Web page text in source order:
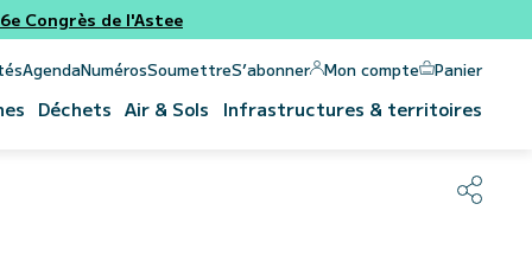
Congrès de l'Astee
AgendaNumérosSoumettreS’abonner Mon compte Panier
Déchets Air & Sols Infrastructures & territoires